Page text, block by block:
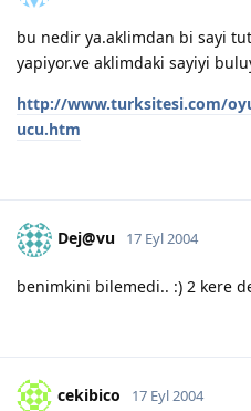
bu nedir ya.aklimdan bi sayi
yapiyor.ve aklimdaki sayiyi
http://www.turksitesi.com/
ucu.htm
Dej@vu 17 Eyl 2004
benimkini bilemedi.. :) 2 kere
cekibico 17 Eyl 2004